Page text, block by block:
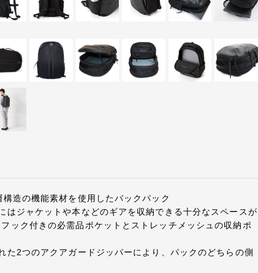
造の機能素材を使用したバックパック
はジャケットや本などのギアを収納できる十分なスペースが
ック付きの必需品ポケットとストレッチメッシュの収納ポ
た2つのアクアガードジッパーにより、パックのどちらの側